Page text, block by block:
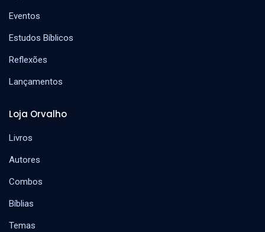
Loja Orvalho
Livros
Autores
Combos
Bíblias
Temas
Eventos
Estudos Bíblicos
Reflexões
Lançamentos